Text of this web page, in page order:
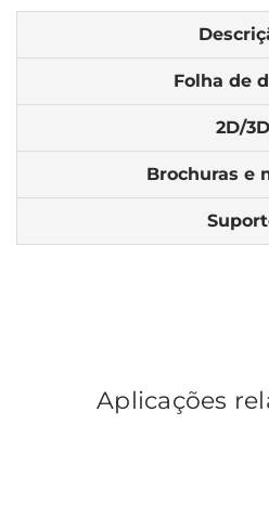
Folha de
2D/3D
Brochuras e
Aplicações